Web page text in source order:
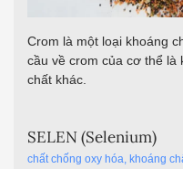
Crom là một loại khoáng
cầu về crom của cơ thể là
chất khác.
SELEN (Selenium)
chất chống oxy hóa, khoáng